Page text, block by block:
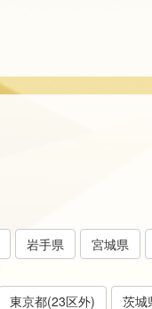
岩手県 宮城県
東京都(23区外) 茨城